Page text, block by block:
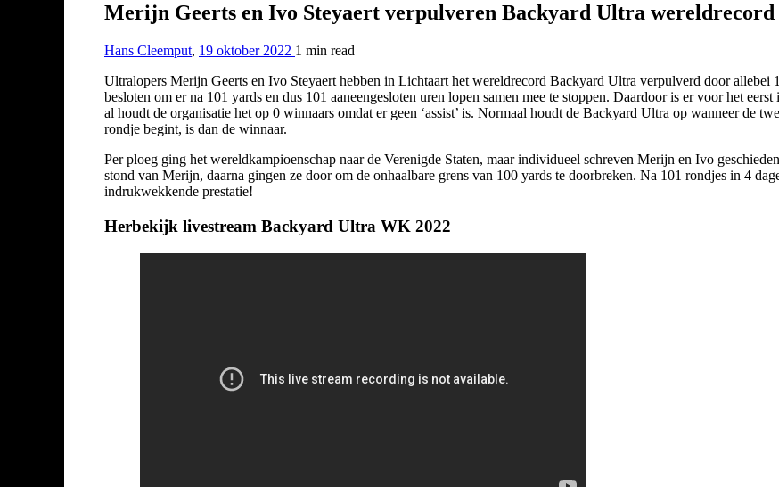
Merijn Geerts en Ivo Steyaert verpulveren Backyard Ultra wereldrecord
Hans Cleemput, 19 oktober 2022 1 min read
Ultralopers Merijn Geerts en Ivo Steyaert hebben in Lichtaart het wereldrecord Backyard Ultra verpulverd door allebei
besloten om er na 101 yards en dus 101 aaneengesloten uren lopen samen mee te stoppen. Daardoor is er voor het
al houdt de organisatie het op 0 winnaars omdat er geen ‘assist’ is. Normaal houdt de Backyard Ultra op wanneer de
rondje begint, is dan de winnaar.
Per ploeg ging het wereldkampioenschap naar de Verenigde Staten, maar individueel schreven Merijn en Ivo
stond van Merijn, daarna gingen ze door om de onhaalbare grens van 100 yards te doorbreken. Na 101 rondjes in 4
indrukwekkende prestatie!
Herbekijk livestream Backyard Ultra WK 2022